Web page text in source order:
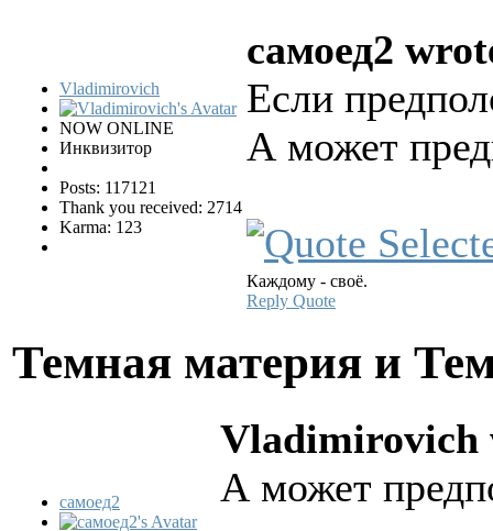
Vladimirovich
NOW ONLINE
Инквизитор
Posts: 117121
Thank you received: 2714
Karma: 123
самоед2
Если
А может
Каждому - своё.
Reply Quote
Темная материя и
самоед2
Vladimirovich
А может